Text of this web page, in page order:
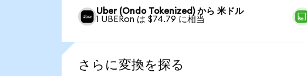
Uber (Ondo Tokenized) から 米ドル
1 UBERon は $74.79 に相当
さらに変換を探る